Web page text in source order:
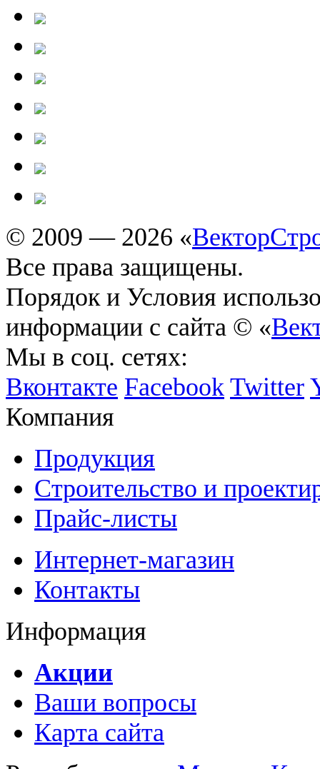
© 2009 — 2026 «
Все права защищены.
Порядок и Условия
информации с сайта © «
Мы в соц. сетях:
Вконтакте Facebook Twitter
Компания
Продукция
Строительство и
Прайс-листы
Интернет-магазин
Контакты
Информация
Акции
Ваши вопросы
Карта сайта